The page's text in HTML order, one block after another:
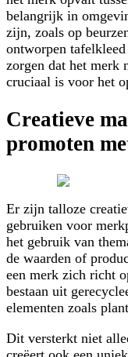
belangrijk in
zijn, zoals op
ontworpen
zorgen dat het merk
cruciaal is voor het
Creatieve
promoten
Er zijn talloze
gebruiken voor
het gebruik van
de waarden of
een merk zich richt
bestaan uit
elementen zoals
Dit versterkt niet